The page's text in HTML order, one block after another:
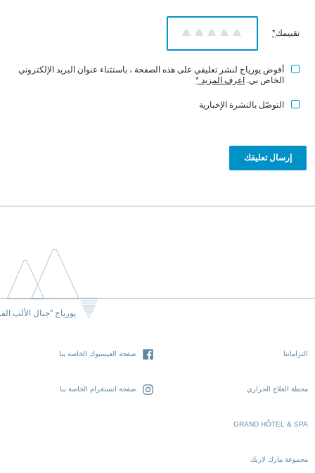
تقييمك*
5 4 3 2 1
أفوض يورياج لنشر تعليقي على هذه الصفحة ، باستثناء عنوان البريد الإلكتروني
الخاص بي. اعرف المزيد *
التوصّل بالنشرة الإخبارية
يورياج "جبال الألب
التزاماتنا
محطة العلاج الحراري
GRAND HÔTEL & SPA
مجموعة مارك لاريك
صفحة الفيسبوك الخاصة بنا
صفحة انستغرام الخاصة بنا